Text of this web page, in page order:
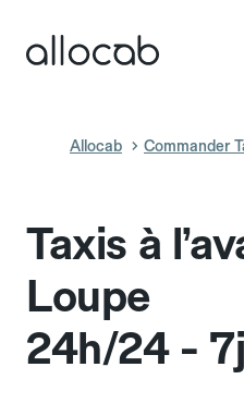
Allocab Commander
Taxis à
Loupe
24h/24 -